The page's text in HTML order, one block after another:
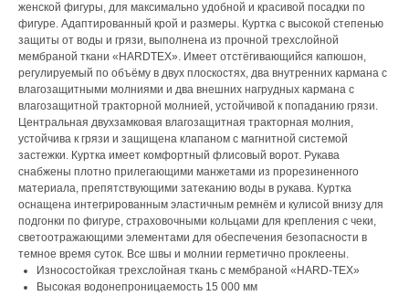
женской фигуры, для максимально удобной и красивой посадки по
фигуре. Адаптированный крой и размеры. Куртка с высокой степенью
защиты от воды и грязи, выполнена из прочной трехслойной
мембраной ткани «HARD­TEX». Имеет отстёгивающийся капюшон,
регулируемый по объёму в двух плоскостях, два внутренних кармана с
влагозащитными молниями и два внешних нагрудных кармана с
влагозащитной тракторной молнией, устойчивой к попаданию грязи.
Центральная двухзамковая влагозащитная тракторная молния,
устойчива к грязи и защищена клапаном с магнитной системой
застежки. Куртка имеет комфортный флисовый ворот. Рукава
снабжены плотно прилегающими манжетами из прорезиненного
материала, препятствующими затеканию воды в рукава. Куртка
оснащена интегрированным эластичным ремнём и кулисой внизу для
подгонки по фигуре, страховочными кольцами для крепления с чеки,
светоотражающими элементами для обеспечения безопасности в
темное время суток. Все швы и молнии герметично проклеены.
Износостойкая трехслойная ткань с мембраной «HARD-TEX»
Высокая водонепроницаемость 15 000 мм